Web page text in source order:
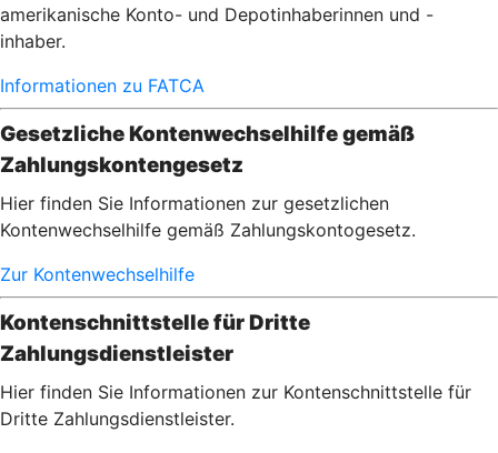
amerikanische Konto- und Depotinhaberinnen und -
inhaber.
Informationen zu FATCA
Gesetzliche Kontenwechselhilfe gemäß
Zahlungskontengesetz
Hier finden Sie Informationen zur gesetzlichen
Kontenwechselhilfe gemäß Zahlungskontogesetz.
Zur Kontenwechselhilfe
Kontenschnittstelle für Dritte
Zahlungsdienstleister
Hier finden Sie Informationen zur Kontenschnittstelle für
Dritte Zahlungsdienstleister.